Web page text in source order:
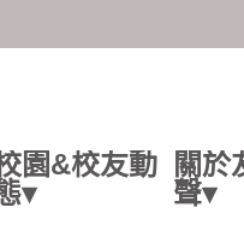
與情感交流的平台
園&校友動
▾
關於
聲▾